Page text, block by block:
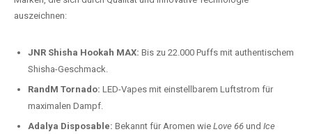
auszeichnen:
JNR Shisha Hookah MAX: Bis zu 22.000 Puffs mit authentischem
Shisha-Geschmack.
RandM Tornado: LED-Vapes mit einstellbarem Luftstrom für
maximalen Dampf.
Adalya Disposable: Bekannt für Aromen wie Love 66 und Ice